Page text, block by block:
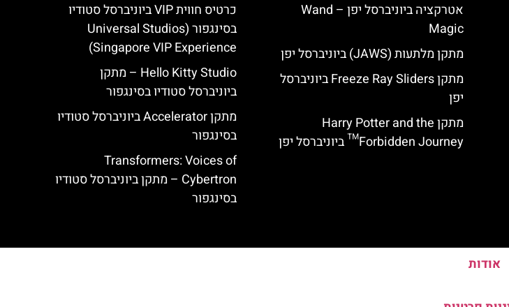
אטרקציה ביוניברסל יפן – Wand
Magic
מתקן מלתעות (JAWS) ביוניברסל יפן
מתקן Freeze Ray Sliders ביוניברסל
יפן
מתקן Harry Potter and the
Forbidden Journey™ ביוניברסל יפן
כרטיס חווית VIP ביוניברסל סטודיו
בסינגפור (Universal Studios
Singapore VIP Experience)
Hello Kitty Studio – מתקן
ביוניברסל סטודיו בסינגפור
מתקן Accelerator ביוניברסל סטודיו
בסינגפור
Transformers: Voices of
Cybertron – מתקן ביוניברסל סטודיו
בסינגפור
אודות